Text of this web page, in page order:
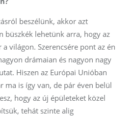
beszélünk, akkor azt
büszkék lehetünk arra, hogy az
világon. Szerencsére pont az én
drámaian és nagyon nagy
Hiszen az Európai Unióban
ma is így van, de pár éven belül
hogy az új épületeket közel
tehát szinte alig